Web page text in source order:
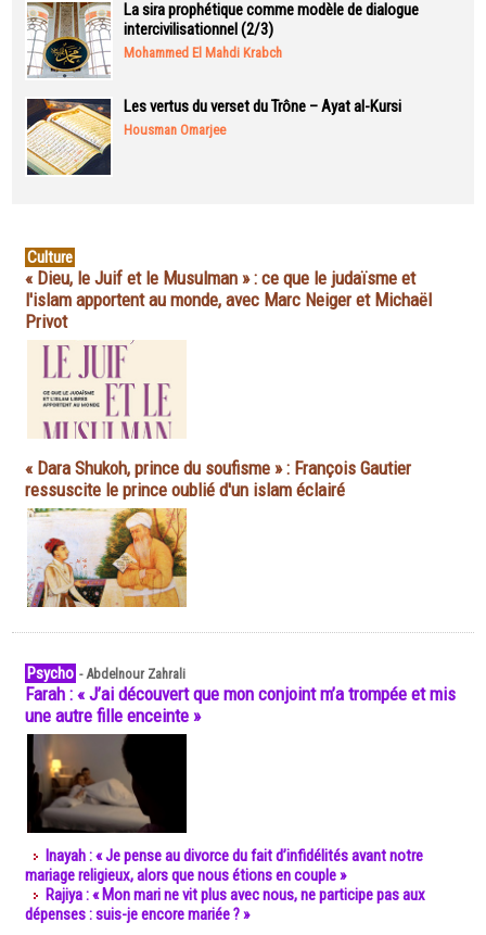
La sira prophétique comme modèle de dialogue
intercivilisationnel (2/3)
Mohammed El Mahdi Krabch
Les vertus du verset du Trône – Ayat al-Kursi
Housman Omarjee
Culture
« Dieu, le Juif et le Musulman » : ce que le judaïsme et
l'islam apportent au monde, avec Marc Neiger et Michaël
Privot
« Dara Shukoh, prince du soufisme » : François Gautier
ressuscite le prince oublié d'un islam éclairé
Psycho -Abdelnour Zahrali
Farah : « J’ai découvert que mon conjoint m’a trompée et mis
une autre fille enceinte »
Inayah : « Je pense au divorce du fait d’infidélités avant notre
mariage religieux, alors que nous étions en couple »
Rajiya : « Mon mari ne vit plus avec nous, ne participe pas aux
dépenses : suis-je encore mariée ? »